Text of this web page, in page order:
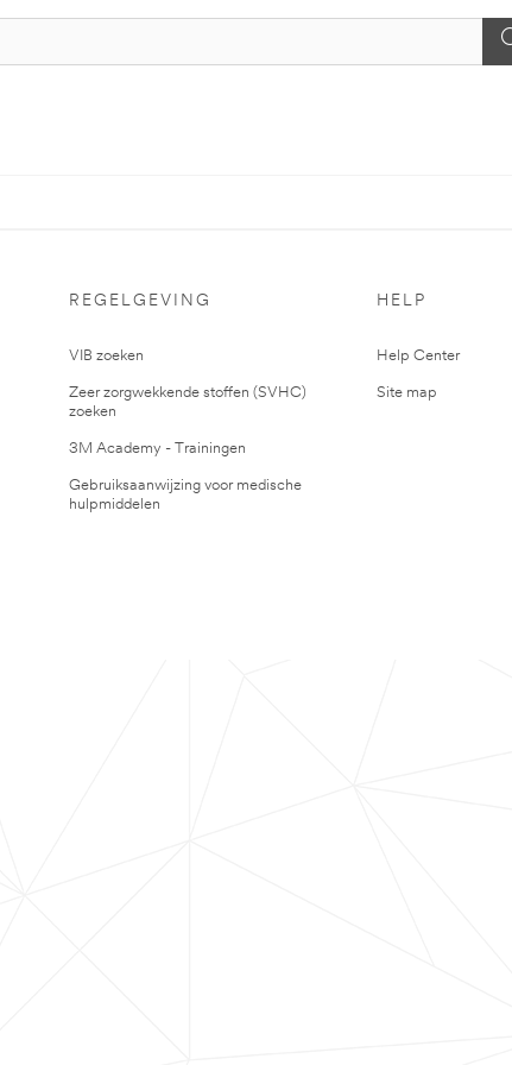
REGELGEVING
VIB zoeken
Zeer zorgwekkende stoffen (SVHC)
zoeken
3M Academy - Trainingen
Gebruiksaanwijzing voor medische
hulpmiddelen
HELP
Help Center
Site map